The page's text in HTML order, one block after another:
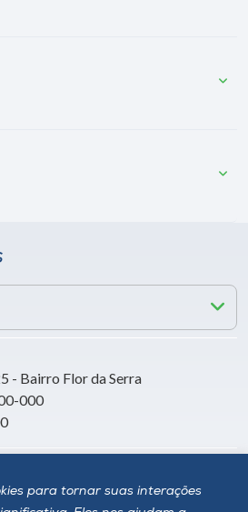
para tornar suas interações
- Bairro Flor da Serra
000